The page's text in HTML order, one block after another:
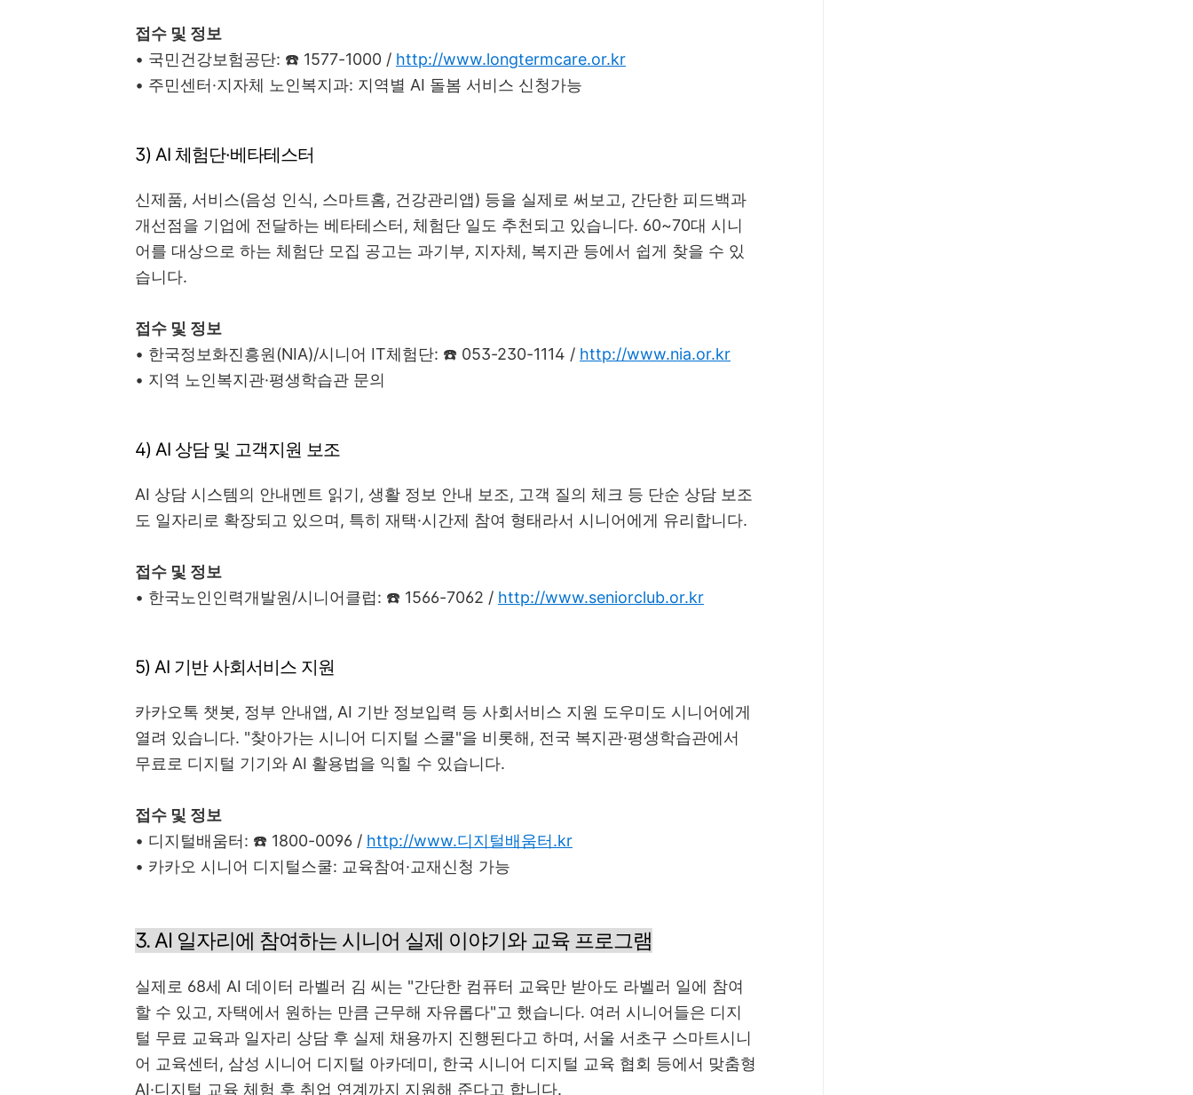
접수 및 정보
• 국민건강보험공단: ☎️ 1577-1000 / http://www.longtermcare.or.kr
• 주민센터·지자체 노인복지과: 지역별 AI 돌봄 서비스 신청가능
3) AI 체험단·베타테스터
신제품, 서비스(음성 인식, 스마트홈, 건강관리앱) 등을 실제로 써보고, 간단한 피드백과
개선점을 기업에 전달하는 베타테스터, 체험단 일도 추천되고 있습니다. 60~70대 시니
어를 대상으로 하는 체험단 모집 공고는 과기부, 지자체, 복지관 등에서 쉽게 찾을 수 있
습니다.
접수 및 정보
• 한국정보화진흥원(NIA)/시니어 IT체험단: ☎️ 053-230-1114 / http://www.nia.or.kr
• 지역 노인복지관·평생학습관 문의
4) AI 상담 및 고객지원 보조
AI 상담 시스템의 안내멘트 읽기, 생활 정보 안내 보조, 고객 질의 체크 등 단순 상담 보조
도 일자리로 확장되고 있으며, 특히 재택·시간제 참여 형태라서 시니어에게 유리합니다.
접수 및 정보
• 한국노인인력개발원/시니어클럽: ☎️ 1566-7062 / http://www.seniorclub.or.kr
5) AI 기반 사회서비스 지원
카카오톡 챗봇, 정부 안내앱, AI 기반 정보입력 등 사회서비스 지원 도우미도 시니어에게
열려 있습니다. "찾아가는 시니어 디지털 스쿨"을 비롯해, 전국 복지관·평생학습관에서
무료로 디지털 기기와 AI 활용법을 익힐 수 있습니다.
접수 및 정보
• 디지털배움터: ☎️ 1800-0096 / http://www.디지털배움터.kr
• 카카오 시니어 디지털스쿨: 교육참여·교재신청 가능
3. AI 일자리에 참여하는 시니어 실제 이야기와 교육 프로그램
실제로 68세 AI 데이터 라벨러 김 씨는 "간단한 컴퓨터 교육만 받아도 라벨러 일에 참여
할 수 있고, 자택에서 원하는 만큼 근무해 자유롭다"고 했습니다. 여러 시니어들은 디지
털 무료 교육과 일자리 상담 후 실제 채용까지 진행된다고 하며, 서울 서초구 스마트시니
어 교육센터, 삼성 시니어 디지털 아카데미, 한국 시니어 디지털 교육 협회 등에서 맞춤형
AI·디지털 교육 체험 후 취업 연계까지 지원해 준다고 합니다.